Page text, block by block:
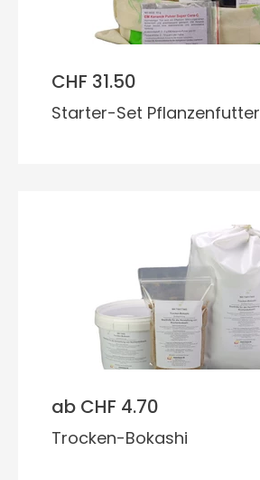
CHF 31.50
Starter-Set Pflanzenfutter
ab CHF 4.70
Trocken-Bokashi